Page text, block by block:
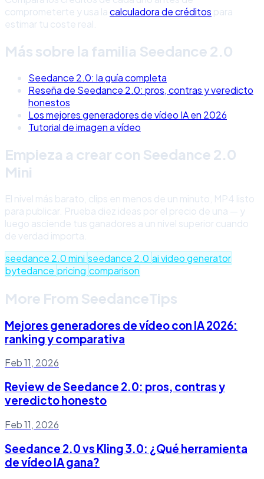
comprometerte y usa lacalculadora de créditos para
estimar tu coste real.
Más sobre la familia Seedance 2.0
Seedance 2.0: la guía completa
Reseña de Seedance 2.0: pros, contras y veredicto
honestos
Los mejores generadores de vídeo IA en 2026
Tutorial de imagen a vídeo
Empieza a crear con Seedance 2.0
Mini
El nivel más barato, clips en menos de un minuto, MP4 listo
para publicar. Prueba diez ideas por el precio de una — y
luego asciende tus ganadores a un nivel superior cuando
de verdad importa.
seedance 2.0 mini seedance 2.0 ai video generator
bytedance pricing comparison
More From SeedanceTips
Mejores generadores de vídeo con IA 2026:
ranking y comparativa
Feb 11, 2026
Review de Seedance 2.0: pros, contras y
veredicto honesto
Feb 11, 2026
Seedance 2.0 vs Kling 3.0: ¿Qué herramienta
de vídeo IA gana?